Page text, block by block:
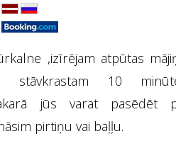
,izīrējam atpūtas
10
jūs varat pasēdēt
pirtiņu vai baļļu.